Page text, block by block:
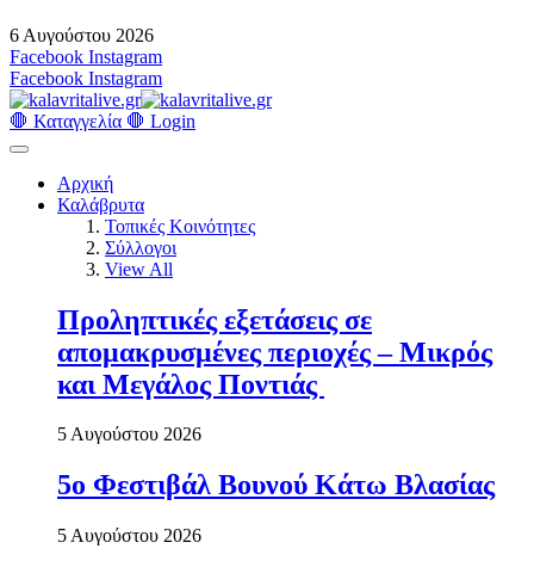
6 Αυγούστου 2026
Facebook Instagram
Facebook Instagram
🛑 Καταγγελία 🛑 Login
Αρχική
Καλάβρυτα
Τοπικές Κοινότητες
Σύλλογοι
View All
Προληπτικές εξετάσεις σε
απομακρυσμένες περιοχές – Μικρός
και Μεγάλος Ποντιάς
5 Αυγούστου 2026
5ο Φεστιβάλ Βουνού Κάτω Βλασίας
5 Αυγούστου 2026